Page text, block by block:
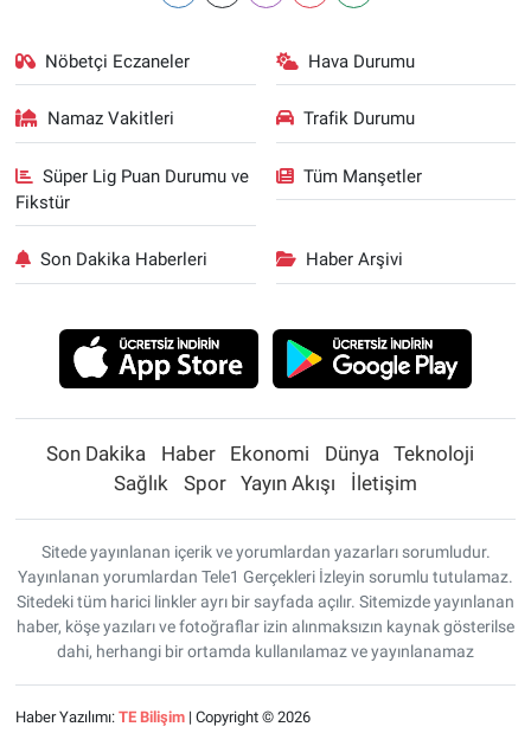
Nöbetçi Eczaneler Hava Durumu
Namaz Vakitleri Trafik Durumu
Süper Lig Puan Durumu ve
Fikstür
Tüm Manşetler
Son Dakika Haberleri Haber Arşivi
Son Dakika Haber Ekonomi Dünya
Teknoloji
Sağlık
Spor Yayın Akışı İletişim
Sitede yayınlanan içerik ve yorumlardan yazarları sorumludur.
Yayınlanan yorumlardan Tele1 Gerçekleri İzleyin sorumlu tutulamaz.
Sitedeki tüm harici linkler ayrı bir sayfada açılır. Sitemizde yayınlanan
haber, köşe yazıları ve fotoğraflar izin alınmaksızın kaynak gösterilse
dahi, herhangi bir ortamda kullanılamaz ve yayınlanamaz
Haber Yazılımı: TE Bilişim| Copyright © 2026